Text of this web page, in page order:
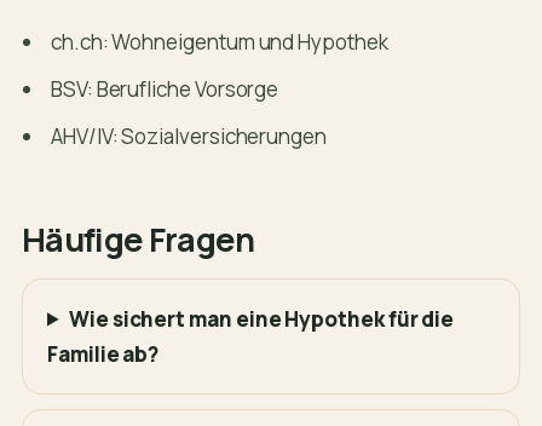
ch.ch: Wohneigentum und Hypothek
BSV: Berufliche Vorsorge
AHV/IV: Sozialversicherungen
Häufige Fragen
Wie sichert man eine Hypothek für die
Familie ab?